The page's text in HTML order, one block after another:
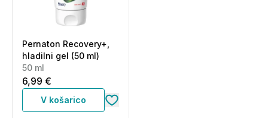
Pernaton Recovery+,
hladilni gel (50 ml)
50 ml
6,99 €
V košarico